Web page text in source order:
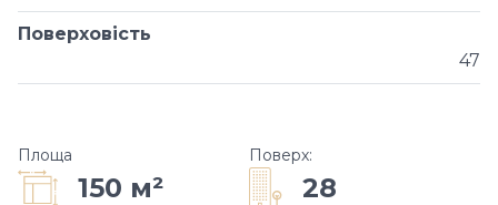
Поверховість
47
Площа
150 м²
Поверх:
28